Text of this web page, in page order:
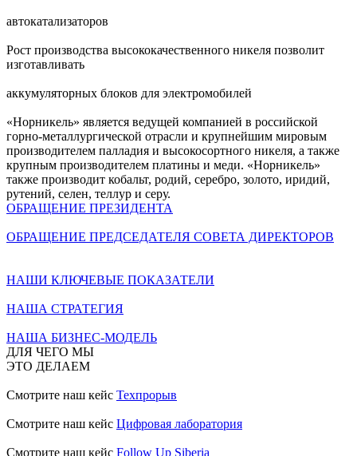
автокатализаторов
Рост производства высококачественного никеля позволит
изготавливать
аккумуляторных блоков для электромобилей
«Норникель» является ведущей компанией в российской
горно-металлургической отрасли и крупнейшим мировым
производителем палладия и высокосортного никеля, а также
крупным производителем платины и меди. «Норникель»
также производит кобальт, родий, серебро, золото, иридий,
рутений, селен, теллур и серу.
ОБРАЩЕНИЕ ПРЕЗИДЕНТА
ОБРАЩЕНИЕ ПРЕДСЕДАТЕЛЯ СОВЕТА ДИРЕКТОРОВ
НАШИ КЛЮЧЕВЫЕ ПОКАЗАТЕЛИ
НАША СТРАТЕГИЯ
НАША БИЗНЕС-МОДЕЛЬ
ДЛЯ ЧЕГО МЫ
ЭТО ДЕЛАЕМ
Смотрите наш кейс Техпрорыв
Смотрите наш кейс Цифровая лаборатория
Смотрите наш кейс Follow Up Siberia